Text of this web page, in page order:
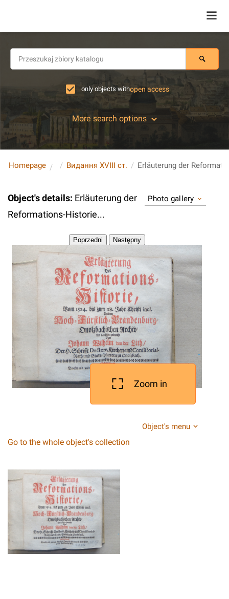
only objects withopen access
More search options
Homepage Видання XVIII ст. Erläuterung der
Object's details: Erläuterung der
Reformations-Historie...
Photo gallery
Zoom in
Object's menu
Go to the whole object's collection